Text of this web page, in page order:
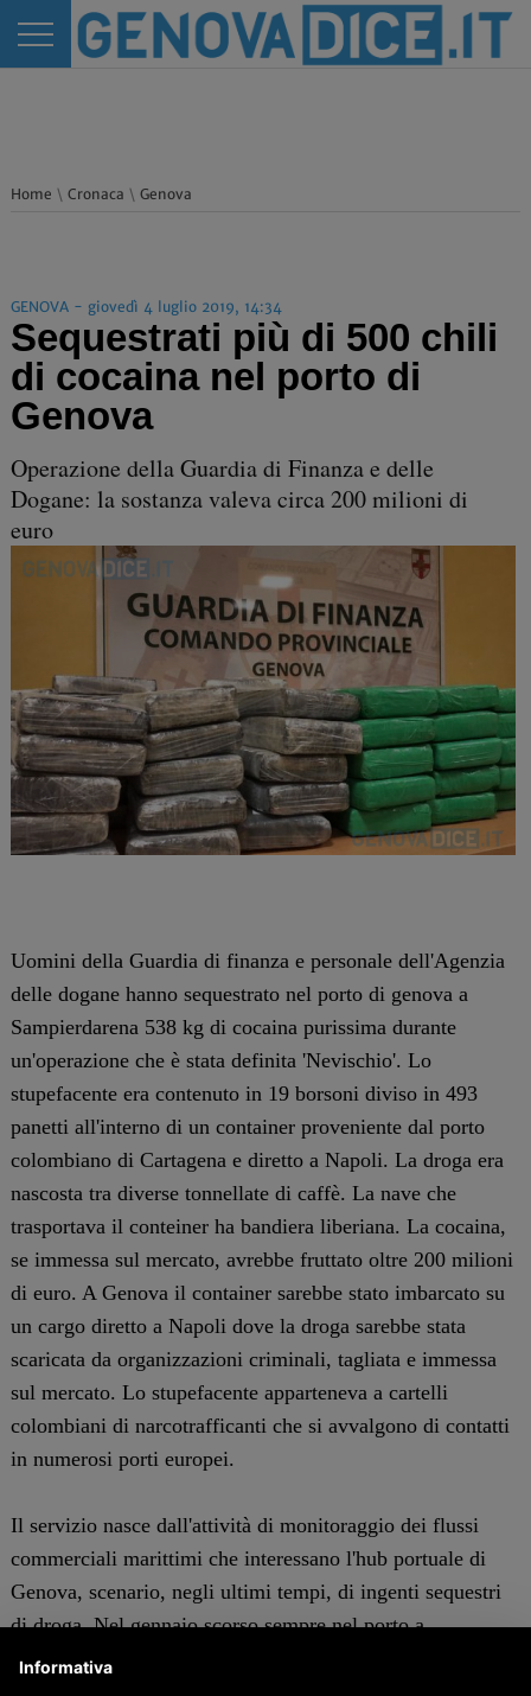
Home \ Cronaca \ Genova
GENOVA - giovedì 4 luglio 2019, 14:34
Sequestrati più di 500 chili
di cocaina nel porto di
Genova
Operazione della Guardia di Finanza e delle
Dogane: la sostanza valeva circa 200 milioni di
euro
Uomini della Guardia di finanza e personale dell'Agenzia
delle dogane hanno sequestrato nel porto di genova a
Sampierdarena 538 kg di cocaina purissima durante
un'operazione che è stata definita 'Nevischio'. Lo
stupefacente era contenuto in 19 borsoni diviso in 493
panetti all'interno di un container proveniente dal porto
colombiano di Cartagena e diretto a Napoli. La droga era
nascosta tra diverse tonnellate di caffè. La nave che
trasportava il conteiner ha bandiera liberiana. La cocaina,
se immessa sul mercato, avrebbe fruttato oltre 200 milioni
di euro. A Genova il container sarebbe stato imbarcato su
un cargo diretto a Napoli dove la droga sarebbe stata
scaricata da organizzazioni criminali, tagliata e immessa
sul mercato. Lo stupefacente apparteneva a cartelli
colombiani di narcotrafficanti che si avvalgono di contatti
in numerosi porti europei.
Il servizio nasce dall'attività di monitoraggio dei flussi
commerciali marittimi che interessano l'hub portuale di
Genova, scenario, negli ultimi tempi, di ingenti sequestri
di droga. Nel gennaio scorso sempre nel porto a
Sampierdarena Gdf e Dogane sequestrarono oltre 2
Informativa